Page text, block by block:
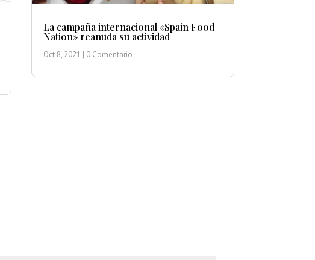
La campaña internacional «Spain Food
Nation» reanuda su actividad
Oct 8, 2021 | 0 Comentario